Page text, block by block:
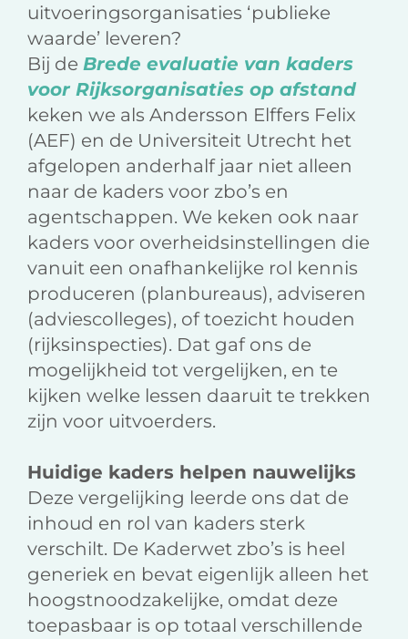
uitvoeringsorganisaties ‘publieke
waarde’ leveren?
Bij de Brede evaluatie van kaders
voor Rijksorganisaties op afstand
keken we als Andersson Elffers Felix
(AEF) en de Universiteit Utrecht het
afgelopen anderhalf jaar niet alleen
naar de kaders voor zbo’s en
agentschappen. We keken ook naar
kaders voor overheidsinstellingen die
vanuit een onafhankelijke rol kennis
produceren (planbureaus), adviseren
(adviescolleges), of toezicht houden
(rijksinspecties). Dat gaf ons de
mogelijkheid tot vergelijken, en te
kijken welke lessen daaruit te trekken
zijn voor uitvoerders.
Huidige kaders helpen nauwelijks
Deze vergelijking leerde ons dat de
inhoud en rol van kaders sterk
verschilt. De Kaderwet zbo’s is heel
generiek en bevat eigenlijk alleen het
hoogstnoodzakelijke, omdat deze
toepasbaar is op totaal verschillende